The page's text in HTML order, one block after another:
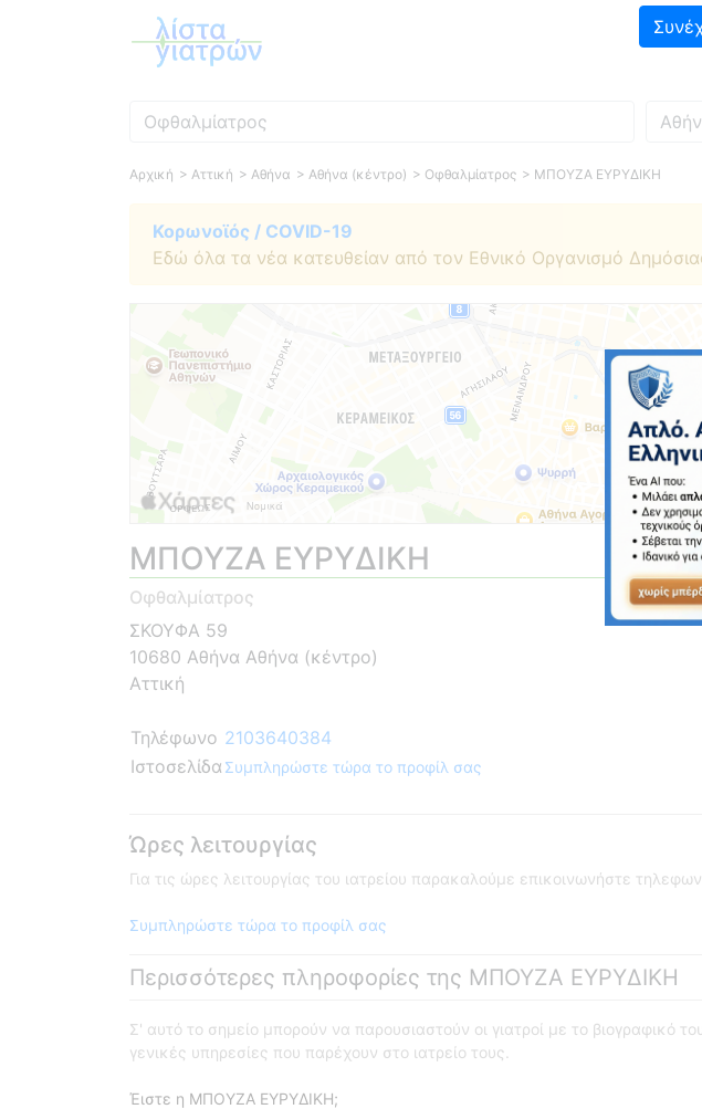
Ειδικότητα Πού
Αρχική > Αττική > Αθήνα > Αθήνα (κέντρο) > Οφθαλμίατρος > ΜΠΟΥΖΑ ΕΥΡΥΔΙΚΗ
Κορωνοϊός / COVID-19
Εδώ όλα τα νέα κατευθείαν από τον Εθνικό Οργανισμό
ΜΠΟΥΖΑ ΕΥΡΥΔΙΚΗ
Οφθαλμίατρος
ΣΚΟΥΦΑ 59
10680 Αθήνα Αθήνα (κέντρο)
Αττική
Τηλέφωνο 2103640384
Ιστοσελίδα Συμπληρώστε τώρα το προφίλ σας
Ώρες λειτουργίας
Για τις ώρες λειτουργίας του ιατρείου παρακαλούμε επικοινωνήστε
Συμπληρώστε τώρα το προφίλ σας
Περισσότερες πληροφορίες της ΜΠΟΥΖΑ ΕΥΡΥΔΙΚΗ
Σ' αυτό το σημείο μπορούν να παρουσιαστούν οι γιατροί με το βιογραφικό
γενικές υπηρεσίες που παρέχουν στο ιατρείο τους.
Έιστε η ΜΠΟΥΖΑ ΕΥΡΥΔΙΚΗ;